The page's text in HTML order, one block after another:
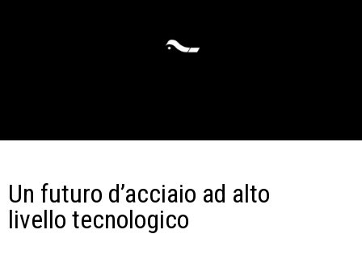
Un futuro d’acciaio ad alto
livello tecnologico